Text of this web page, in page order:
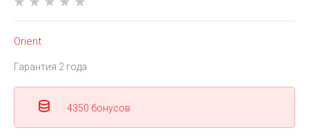
Orient
Гарантия 2 года
4350 бонусов